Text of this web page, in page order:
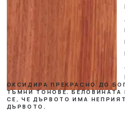
ОКСИДИРА ПРЕКРАСНО ДО
ТЪМНИ ТОНОВЕ.
СЕ, ЧЕ ДЪРВОТО ИМА
ДЪРВОТО.